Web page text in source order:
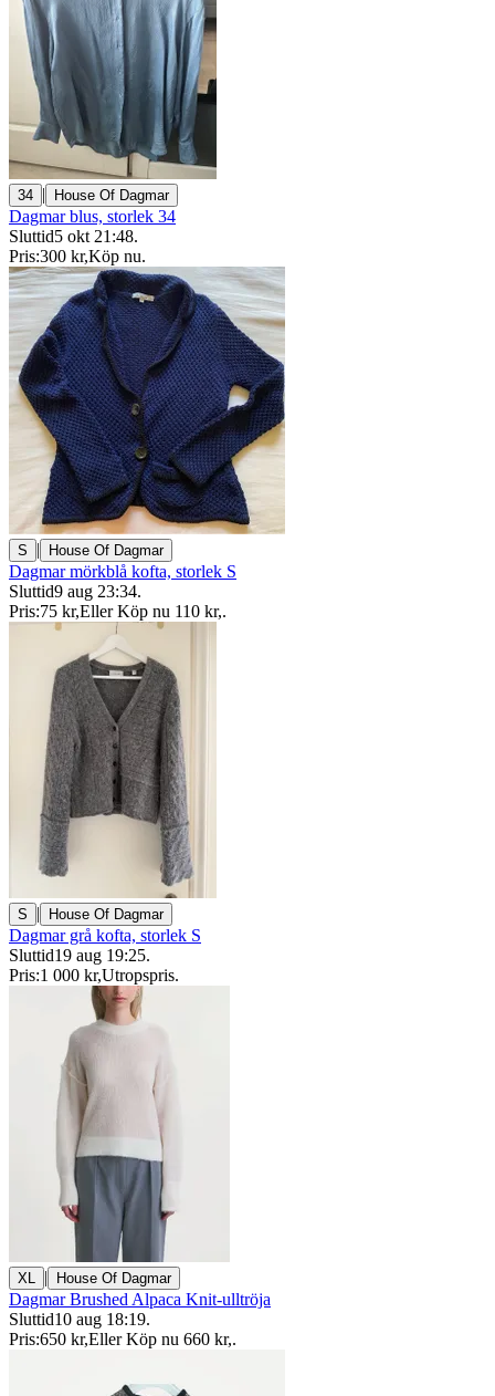
34 | House Of Dagmar
Dagmar blus, storlek 34
Sluttid5 okt 21:48.
Pris:300 kr,Köp nu.
S | House Of Dagmar
Dagmar mörkblå kofta, storlek S
Sluttid9 aug 23:34.
Pris:75 kr,Eller Köp nu 110 kr,.
S | House Of Dagmar
Dagmar grå kofta, storlek S
Sluttid19 aug 19:25.
Pris:1 000 kr,Utropspris.
XL | House Of Dagmar
Dagmar Brushed Alpaca Knit-ulltröja
Sluttid10 aug 18:19.
Pris:650 kr,Eller Köp nu 660 kr,.